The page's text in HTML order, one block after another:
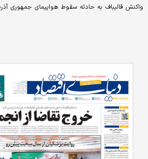
واکنش قالیباف به حادثه سقوط هواپیمای جمهوری